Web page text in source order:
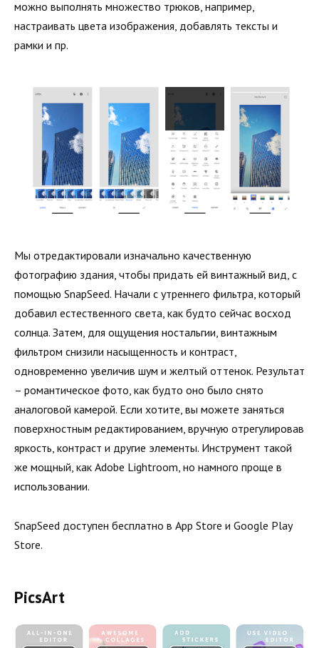
можно выполнять множество трюков, например,
настраивать цвета изображения, добавлять тексты и
рамки и пр.
Мы отредактировали изначально качественную
фотографию здания, чтобы придать ей винтажный вид, с
помощью SnapSeed. Начали с утреннего фильтра, который
добавил естественного света, как будто сейчас восход
солнца. Затем, для ощущения ностальгии, винтажным
фильтром снизили насыщенность и контраст,
одновременно увеличив шум и желтый оттенок. Результат
– романтическое фото, как будто оно было снято
аналоговой камерой. Если хотите, вы можете заняться
поверхностным редактированием, вручную отрегулировав
яркость, контраст и другие элементы. Инструмент такой
же мощный, как Adobe Lightroom, но намного проще в
использовании.
SnapSeed доступен бесплатно в App Store и Google Play
Store.
PicsArt